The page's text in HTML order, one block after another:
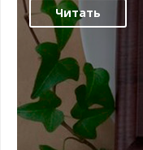
Читать